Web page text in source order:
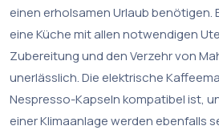
einen erholsamen Urlaub benötigen.
eine Küche mit allen notwendigen
Zubereitung und den Verzehr von
unerlässlich. Die elektrische
Nespresso-Kapseln kompatibel ist,
einer Klimaanlage werden ebenfalls